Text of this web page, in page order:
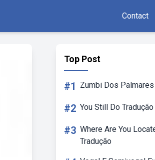
Contact
Top Post
#1 Zumbi Dos
#2 You Still Do Tradução
#3 Where Are You
Tradução